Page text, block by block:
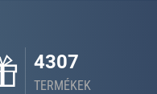
4307
TERMÉKEK